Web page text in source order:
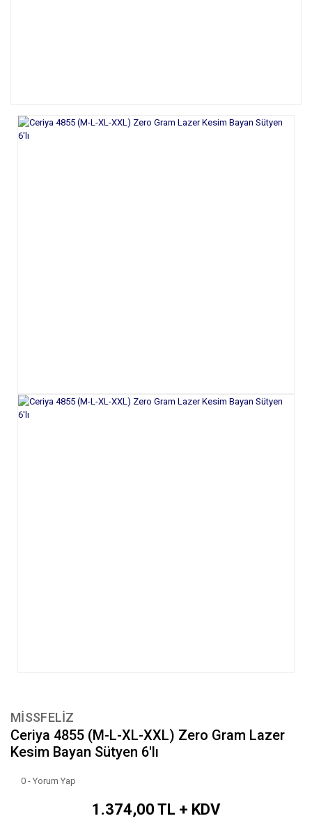
MİSSFELİZ
Ceriya 4855 (M-L-XL-XXL) Zero Gram Lazer
Kesim Bayan Sütyen 6'lı
0 - Yorum Yap
1.374,00 TL + KDV